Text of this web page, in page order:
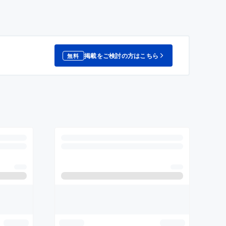
無料 掲載をご検討の方はこちら